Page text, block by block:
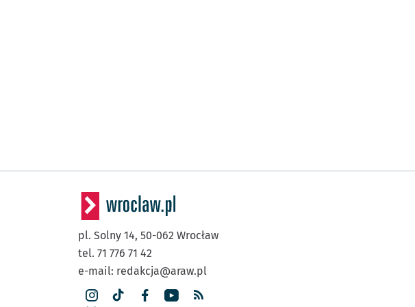
pl. Solny 14, 50-062 Wrocław
tel. 71 776 71 42
e-mail: redakcja@araw.pl